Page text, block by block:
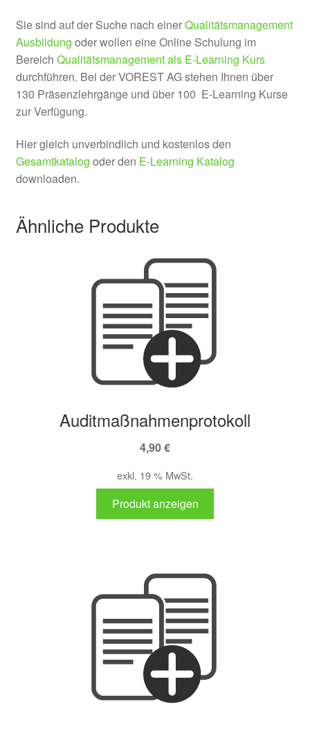
Sie sind auf der Suche nach einerQualitätsmanagement
Ausbildung oder wollen eine Online Schulung im
Bereich Qualitätsmanagement als E-Learning Kurs
durchführen. Bei der VOREST AG stehen Ihnen über
130 Präsenzlehrgänge und über 100 E-Learning Kurse
zur Verfügung.
Hier gleich unverbindlich und kostenlos den
Gesamtkatalog oder den E-Learning Katalog
downloaden.
Ähnliche Produkte
Auditmaßnahmenprotokoll
4,90€
exkl. 19 % MwSt.
Produkt anzeigen